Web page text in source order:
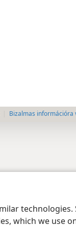
which we use
Bizalmas információra